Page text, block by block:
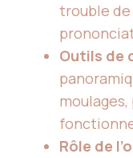
trouble
Outils de
Rôle de